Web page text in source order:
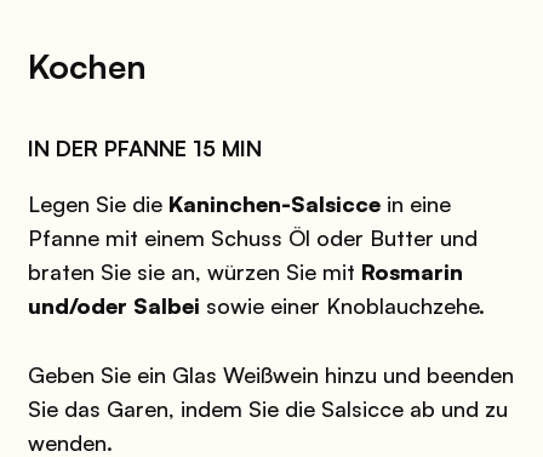
Kochen
IN DER PFANNE 15 MIN
Legen Sie die Kaninchen-Salsiccein eine
Pfanne mit einem Schuss Öl oder Butter und
braten Sie sie an, würzen Sie mit Rosmarin
und/oder Salbei sowie einer Knoblauchzehe.
Geben Sie ein Glas Weißwein hinzu und beenden
Sie das Garen, indem Sie die Salsicce ab und zu
wenden.